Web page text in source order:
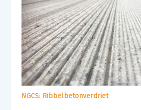
NGCS: Ribbelbetonverdriet